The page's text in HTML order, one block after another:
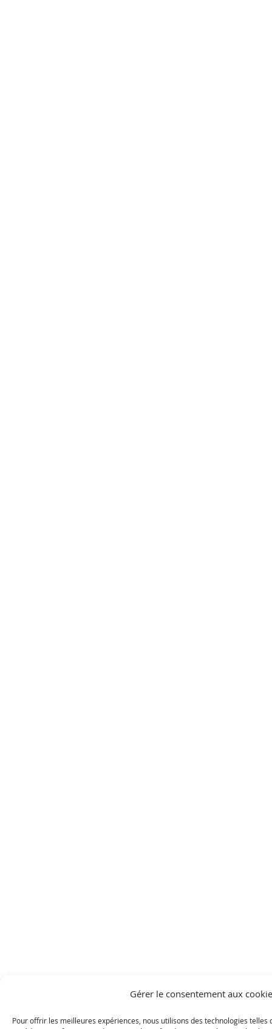
Gérer le consentement aux
Pour offrir les meilleures expériences, nous utilisons des technologies telles